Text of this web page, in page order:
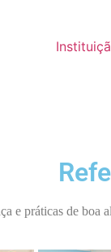
e práticas de